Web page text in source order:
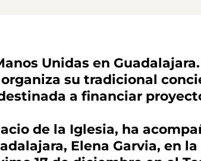
Unidas en Guadalajara.
organiza su tradicional
a financiar
de la Iglesia, ha
Elena Garvia, en